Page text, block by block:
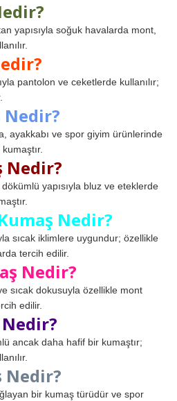
yapısıyla soğuk havalarda mont,
pantolon ve ceketlerde kullanılır;
Nedir?
ayakkabı ve spor giyim ürünlerinde
Nedir?
yapısıyla bluz ve eteklerde
Nedir?
sıcak iklimlere uygundur; özellikle
tercih edilir.
Nedir?
sıcak dokusuyla özellikle mont
edilir.
ancak daha hafif bir kumaştır;
Nedir?
bir kumaş türüdür ve spor